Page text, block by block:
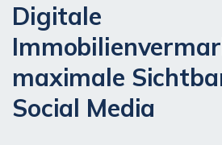
Digitale
maximale
Social Media